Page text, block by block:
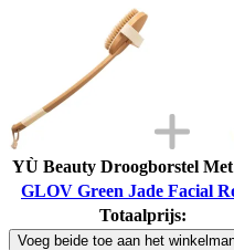
YÙ Beauty Droogborstel Met
GLOV Green Jade Facial
Totaalprijs:
Voeg beide toe aan het